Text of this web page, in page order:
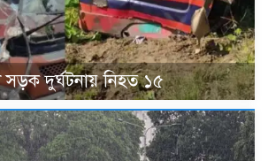
দুর্ঘটনায় নিহত ১৫